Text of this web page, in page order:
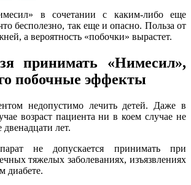
в сочетании с каким-либо еще
бесполезно, так еще и опасно. Польза от
а вероятность «побочки» вырастет.
принимать «Нимесил»,
побочные эффекты
недопустимо лечить детей. Даже в
возраст пациента ни в коем случае не
лет.
не допускается принимать при
тяжелых заболеваниях, изъязвлениях
диабете.